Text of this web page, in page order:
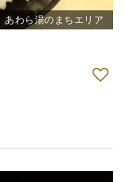
あわら湯のまちエリア